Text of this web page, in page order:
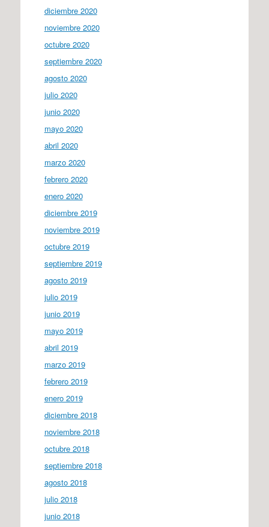
diciembre 2020
noviembre 2020
octubre 2020
septiembre 2020
agosto 2020
julio 2020
junio 2020
mayo 2020
abril 2020
marzo 2020
febrero 2020
enero 2020
diciembre 2019
noviembre 2019
octubre 2019
septiembre 2019
agosto 2019
julio 2019
junio 2019
mayo 2019
abril 2019
marzo 2019
febrero 2019
enero 2019
diciembre 2018
noviembre 2018
octubre 2018
septiembre 2018
agosto 2018
julio 2018
junio 2018